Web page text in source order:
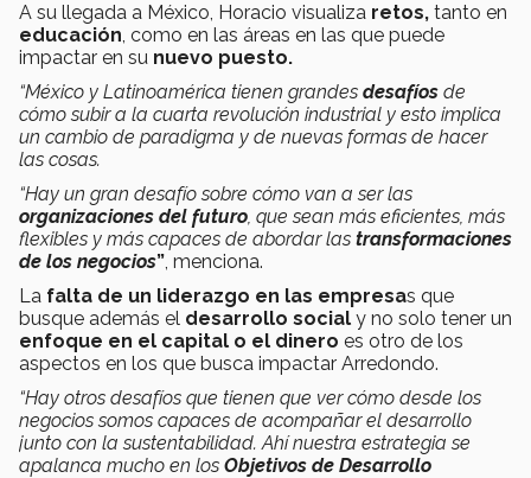
A su llegada a México, Horacio visualiza retos, tanto en
educación, como en las áreas en las que puede
impactar en su nuevo puesto.
“México y Latinoamérica tienen grandes desafíos de
cómo subir a la cuarta revolución industrial y esto implica
un cambio de paradigma y de nuevas formas de hacer
las cosas.
“Hay un gran desafío sobre cómo van a ser las
organizaciones del futuro, que sean más eficientes, más
flexibles y más capaces de abordar las transformaciones
de los negocios”, menciona.
La falta de un liderazgo en las empresas que
busque además el desarrollo social y no solo tener un
enfoque en el capital o el dinero es otro de los
aspectos en los que busca impactar Arredondo.
“Hay otros desafíos que tienen que ver cómo desde los
negocios somos capaces de acompañar el desarrollo
junto con la sustentabilidad. Ahí nuestra estrategia se
apalanca mucho en los Objetivos de Desarrollo